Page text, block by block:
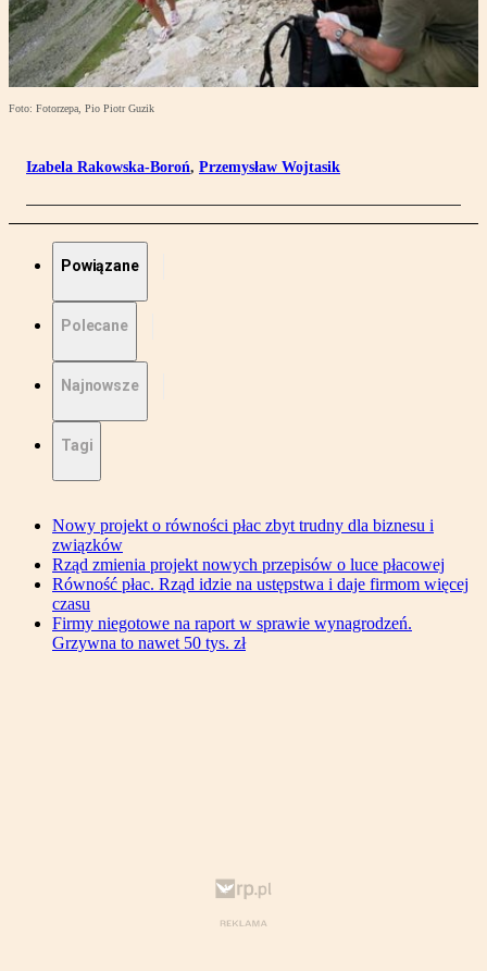
Foto: Fotorzepa, Pio Piotr Guzik
Izabela Rakowska-Boroń, Przemysław Wojtasik
Powiązane
Polecane
Najnowsze
Tagi
Nowy projekt o równości płac zbyt trudny dla biznesu i
związków
Rząd zmienia projekt nowych przepisów o luce płacowej
Równość płac. Rząd idzie na ustępstwa i daje firmom więcej
czasu
Firmy niegotowe na raport w sprawie wynagrodzeń.
Grzywna to nawet 50 tys. zł